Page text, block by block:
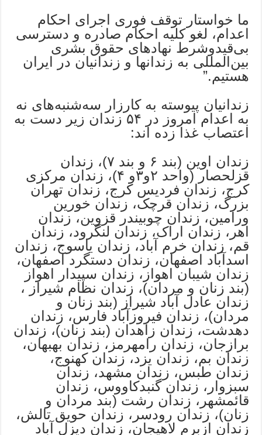
ما خواستار توقف فوری اجرای احکام
اعدام، لغو کلیه احکام صادره و دسترسی
بی‌قیدوشرط نهادهای حقوق بشری
بین‌المللی به زندانها و زندانیان در ایران
هستیم.”
زندانیان پیوسته به کارزار سه‌شنبه‌های نه
به اعدام امروز در ۵۴ زندان زیر دست به
اعتصاب غذا زده اند:
زندان اوین (بند ۶ و بند ۷)، زندان
قزلحصار (واحد ۲و۳و ۴)، زندان مرکزی
کرج، زندان فردیس کرج، زندان تهران
بزرگ، زندان قرچک، زندان خورین
ورامین، زندان چوبیندر قزوین، زندان
اهر، زندان اراک، زندان لنگرود، زندان
قم، زندان خرم آباد، زندان یاسوج، زندان
اسدآباد اصفهان، زندان دستگرد اصفهان،
زندان شیبان اهواز، زندان سپیدار اهواز
(بند زنان و مردان)، زندان نظام شیراز ،
زندان عادل آباد شیراز (بند زنان و
مردان)، زندان فیروزآباد فارس، زندان
دهدشت، زندان زاهدان (بند زنان)، زندان
برازجان، زندان رامهرمز، زندان بهبهان،
زندان بم، زندان یزد، زندان کهنوج،
زندان طبس، زندان مشهد، زندان
سبزوار، زندان گنبدکاووس، زندان
قائمشهر، زندان رشت (بند مردان و
زنان)، زندان رودسر، زندان حویق تالش،
زندان ازبرم لاهیجان، زندان دیزل آباد